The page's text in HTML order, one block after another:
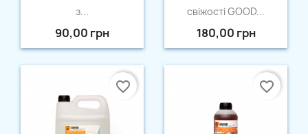
з...
90,00 грн
свіжості GOOD...
180,00 грн
favorite_border favorite_border